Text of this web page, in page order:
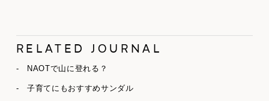
RELATED JOURNAL
- NAOTで山に登れる？
- 子育てにもおすすめサンダル